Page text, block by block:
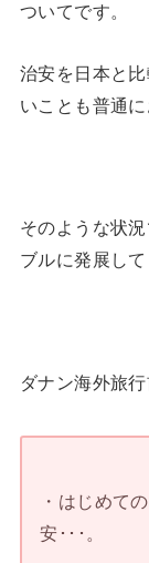
ついてです。
治安を日本と
いことも普通に
そのような状
ブルに発展し
ダナン海外旅
・はじめて
安･･･。